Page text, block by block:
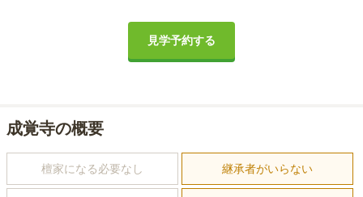
見学予約する
成覚寺の概要
檀家になる必要なし 継承者がいらない